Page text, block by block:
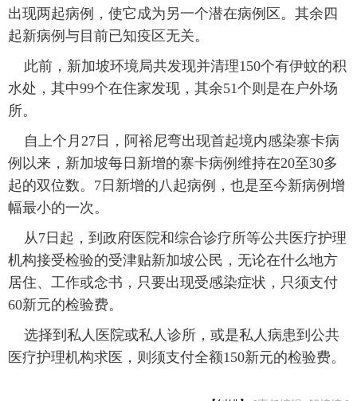
出现两起病例，使它成为另一个潜在病例区。其余四
起新病例与目前已知疫区无关。
此前，新加坡环境局共发现并清理150个有伊蚊的积
水处，其中99个在住家发现，其余51个则是在户外场
所。
自上个月27日，阿裕尼弯出现首起境内感染寨卡病
例以来，新加坡每日新增的寨卡病例维持在20至30多
起的双位数。7日新增的八起病例，也是至今新病例增
幅最小的一次。
从7日起，到政府医院和综合诊疗所等公共医疗护理
机构接受检验的受津贴新加坡公民，无论在什么地方
居住、工作或念书，只要出现受感染症状，只须支付
60新元的检验费。
选择到私人医院或私人诊所，或是私人病患到公共
医疗护理机构求医，则须支付全额150新元的检验费。